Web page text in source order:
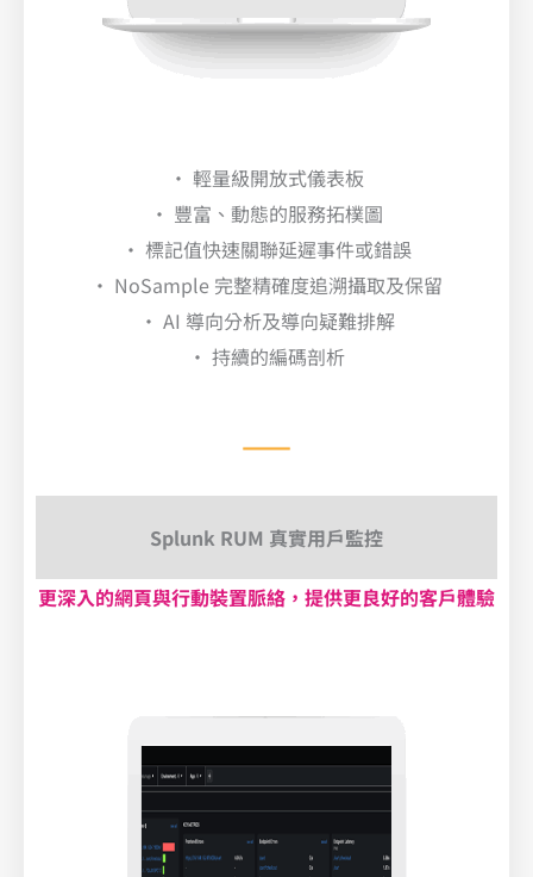
• 輕量級開放式儀表板
• 豐富、動態的服務拓樸圖
• 標記值快速關聯延遲事件或錯誤
• NoSample 完整精確度追溯攝取及保留
• AI 導向分析及導向疑難排解
• 持續的編碼剖析
Splunk RUM 真實用戶監控
更深入的網頁與行動裝置脈絡，提供更良好的客戶體驗